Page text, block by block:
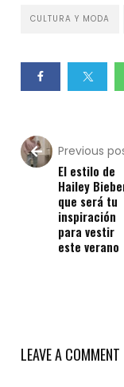
CULTURA Y MODA
Previous
El estilo de
Hailey
que será tu
inspiración
para vestir
este verano
LEAVE A COMMENT